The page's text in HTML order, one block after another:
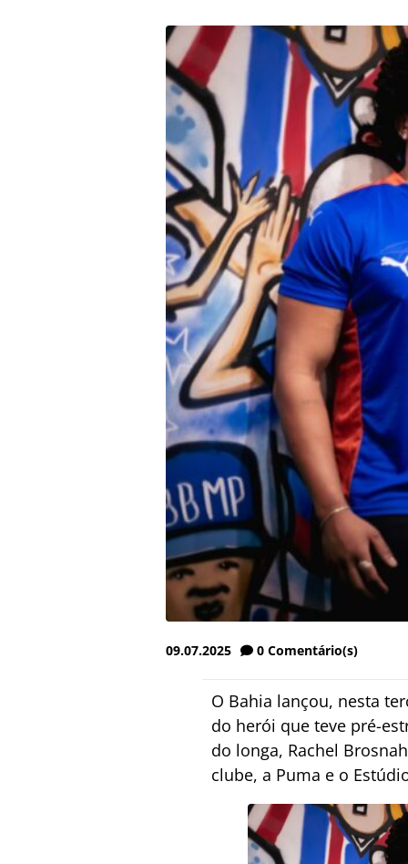
09.07.2025 0 Comentário(s)
O Bahia lançou, nesta
do herói que teve pré-
do longa, Rachel
clube, a Puma e o